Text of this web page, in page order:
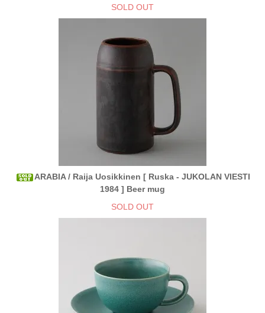
SOLD OUT
ARABIA / Raija Uosikkinen [ Ruska - JUKOLAN VIESTI
1984 ] Beer mug
SOLD OUT